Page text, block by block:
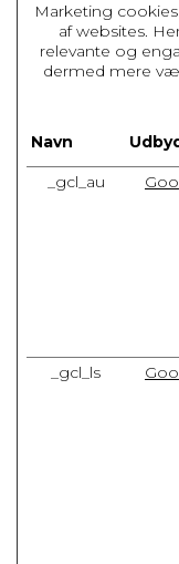
Marketing
af websites.
relevante og
dermed mere
Navn
_gcl_au
_gcl_ls